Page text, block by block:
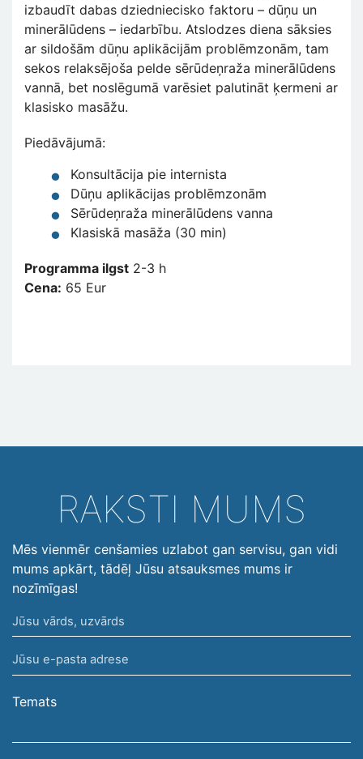
izbaudīt dabas dziedniecisko faktoru – dūņu un
minerālūdens – iedarbību. Atslodzes diena sāksies
ar sildošām dūņu aplikācijām problēmzonām, tam
sekos relaksējoša pelde sērūdeņraža minerālūdens
vannā, bet noslēgumā varēsiet palutināt ķermeni ar
klasisko masāžu.
Piedāvājumā:
Konsultācija pie internista
Dūņu aplikācijas problēmzonām
Sērūdeņraža minerālūdens vanna
Klasiskā masāža (30 min)
Programma ilgst 2-3 h
Cena: 65 Eur
RAKSTI MUMS
Mēs vienmēr cenšamies uzlabot gan servisu, gan vidi
mums apkārt, tādēļ Jūsu atsauksmes mums ir
nozīmīgas!
Jūsu
vārds,
uzvārds
Jūsu
e-
pasta
Temats